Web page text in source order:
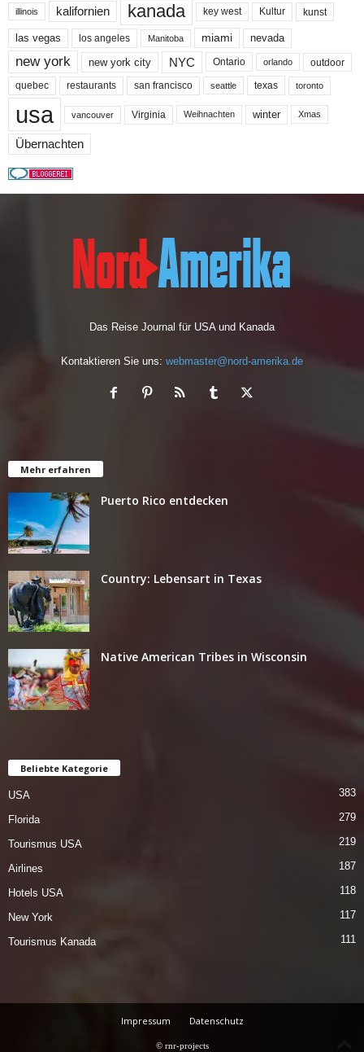
illinois kalifornien kanada key west Kultur kunst
las vegas los angeles Manitoba miami nevada
new york new york city NYC Ontario orlando outdoor
quebec restaurants san francisco seattle texas toronto
usa vancouver Virginia Weihnachten winter Xmas
Übernachten
Das Reise Journal für USA und Kanada
Kontaktieren Sie uns: webmaster@nord-amerika.de
Mehr erfahren
Puerto Rico entdecken
Country: Lebensart in Texas
Native American Tribes in Wisconsin
Beliebte Kategorie
USA 383
Florida 279
Tourismus USA 219
Airlines 187
Hotels USA 118
New York 117
Tourismus Kanada 111
Impressum Datenschutz
© rnr-projects